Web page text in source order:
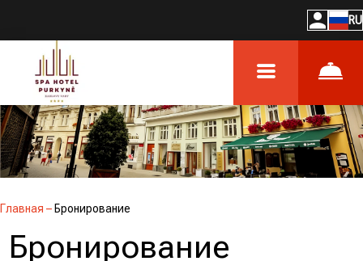
RU
Главная – Бронирование
Бронирование